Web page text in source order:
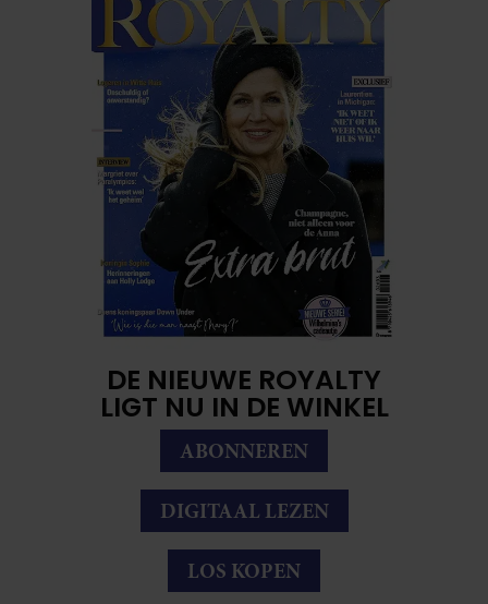
DE NIEUWE ROYALTY
LIGT NU IN DE WINKEL
ABONNEREN
DIGITAAL LEZEN
LOS KOPEN